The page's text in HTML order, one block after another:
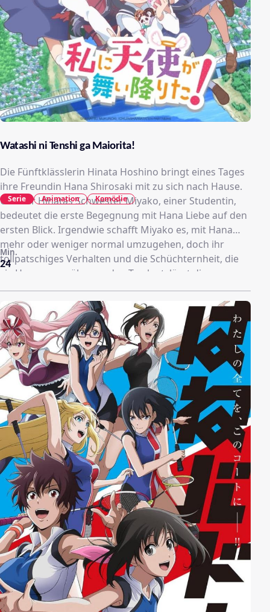
Watashi ni Tenshi ga Maiorita!
Die Fünftklässlerin Hinata Hoshino bringt eines Tages
ihre Freundin Hana Shirosaki mit zu sich nach Hause.
Und für Hinatas Schwester Miyako, einer Studentin,
bedeutet die erste Begegnung mit Hana Liebe auf den
ersten Blick. Irgendwie schafft Miyako es, mit Hana
mehr oder weniger normal umzugehen, doch ihr
tollpatschiges Verhalten und die Schüchternheit, die
sie Hana gegenüber an den Tag legt, lässt diese
vorsichtig werden. Dennoch gelingt es Hana, sich nach
und nach gegenüber Miyako zu öffnen, die sich
eigentlich nur eines wünscht: Hana näherzukommen.
24
Min.
Serie Animation Komödie